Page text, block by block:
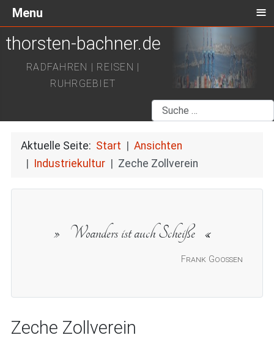
thorsten-bachner.de
RADFAHREN | REISEN |
RUHRGEBIET
Suchen
Aktuelle Seite: Start
Ansichten
Industriekultur
Zeche Zollverein
Frank Goossen
Woanders ist auch Scheiße
Zeche Zollverein
Menu ≡